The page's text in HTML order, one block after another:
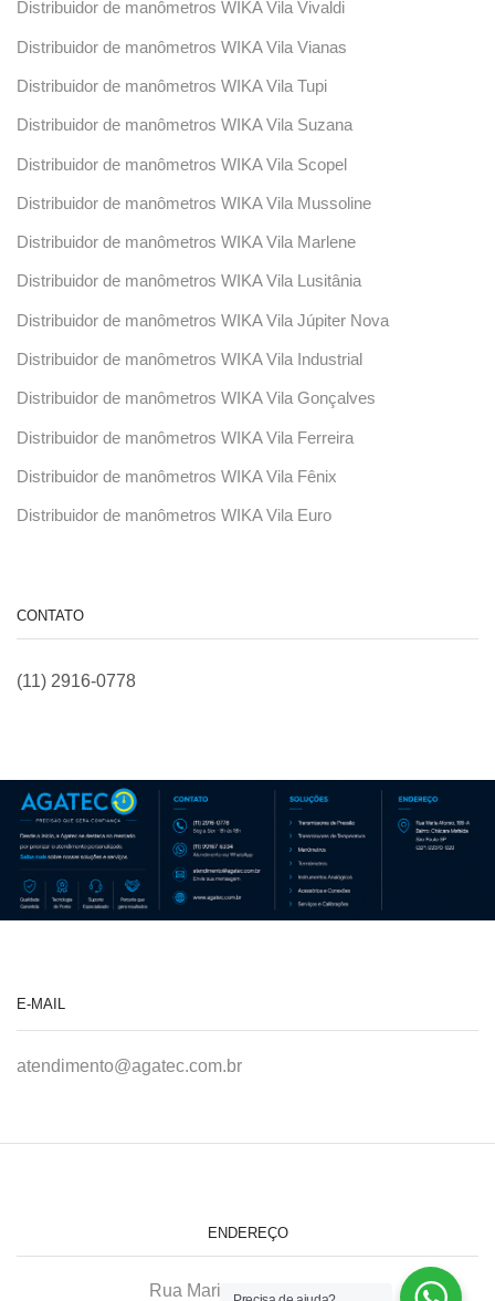
Distribuidor de manômetros WIKA Vila Vivaldi
Distribuidor de manômetros WIKA Vila Vianas
Distribuidor de manômetros WIKA Vila Tupi
Distribuidor de manômetros WIKA Vila Suzana
Distribuidor de manômetros WIKA Vila Scopel
Distribuidor de manômetros WIKA Vila Mussoline
Distribuidor de manômetros WIKA Vila Marlene
Distribuidor de manômetros WIKA Vila Lusitânia
Distribuidor de manômetros WIKA Vila Júpiter Nova
Distribuidor de manômetros WIKA Vila Industrial
Distribuidor de manômetros WIKA Vila Gonçalves
Distribuidor de manômetros WIKA Vila Ferreira
Distribuidor de manômetros WIKA Vila Fênix
Distribuidor de manômetros WIKA Vila Euro
CONTATO
(11) 2916-0778
E-MAIL
atendimento@agatec.com.br
ENDEREÇO
Rua Maria Afonso, 166-A